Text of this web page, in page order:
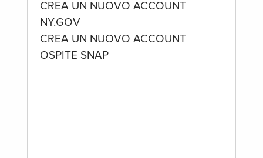
CREA UN NUOVO ACCOUNT
NY.GOV
CREA UN NUOVO ACCOUNT
OSPITE SNAP